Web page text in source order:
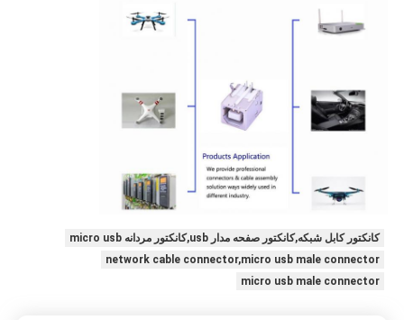
کانکتور کابل شبکه,کانکتور صفحه مدار usb,کانکتور مردانه micro usb
network cable connector,micro usb male connector
micro usb male connector